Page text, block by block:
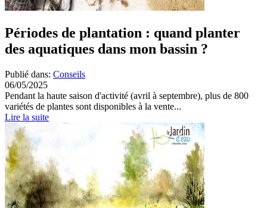
Périodes de plantation : quand planter
des aquatiques dans mon bassin ?
Publié dans: Conseils
06/05/2025
Pendant la haute saison d'activité (avril à septembre), plus de 800
variétés de plantes sont disponibles à la vente...
Lire la suite